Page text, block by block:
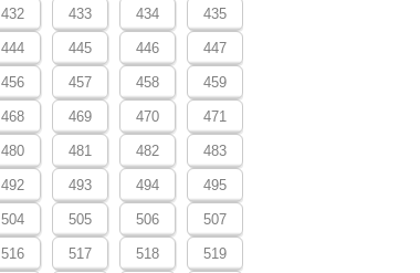
432 433 434 435
444 445 446 447
456 457 458 459
468 469 470 471
480 481 482 483
492 493 494 495
504 505 506 507
516 517 518 519